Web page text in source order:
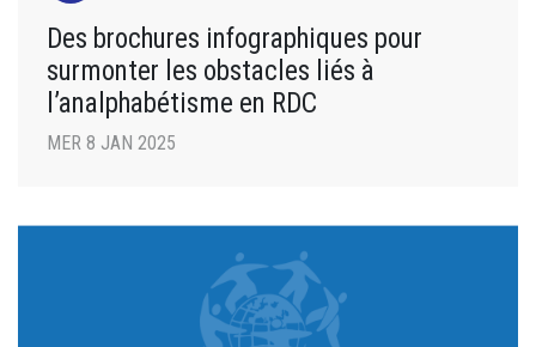
Des brochures infographiques pour
surmonter les obstacles liés à
l’analphabétisme en RDC
MER 8 JAN 2025